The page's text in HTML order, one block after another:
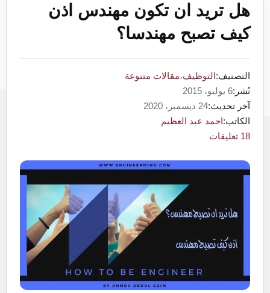
هل تريد ان تكون مهندس اذن
كيف تصبح مهندسا؟
التصنيف:التوظيف،مقالات متنوعة
نُشر:6 يوليو، 2015
آخر تحديث:24 ديسمبر، 2020
الكاتب:احمد عبد العظيم
18 تعليقات